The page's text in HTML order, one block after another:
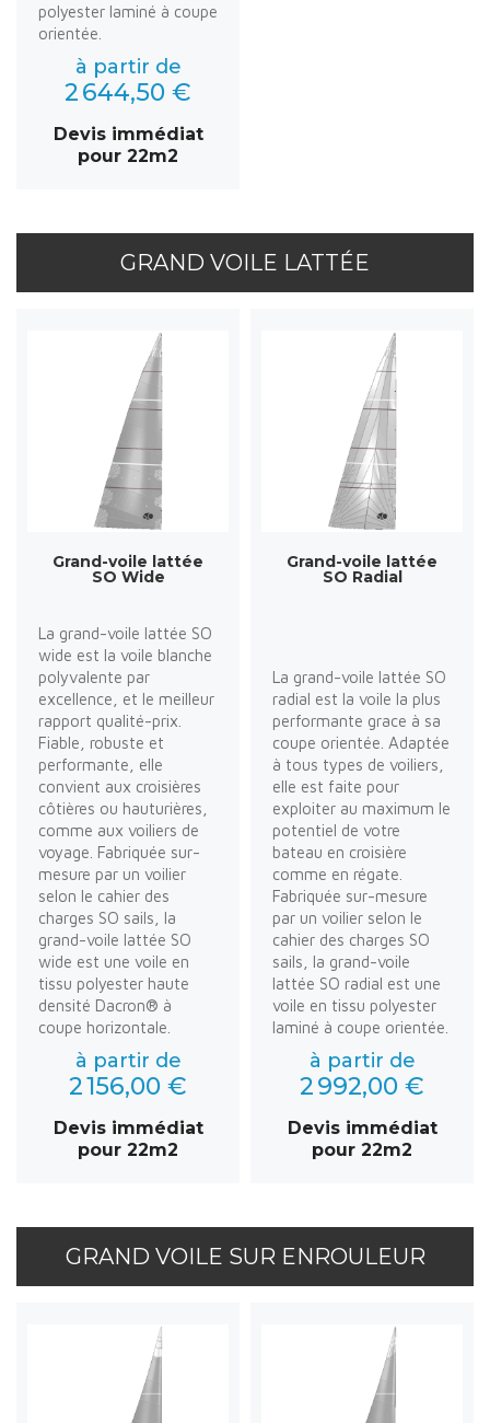
polyester laminé à coupe
orientée.
à partir de
2 644,50 €
Devis immédiat
pour 22m2
GRAND VOILE LATTÉE
Grand-voile lattée
SO Wide
La grand-voile lattée SO
wide est la voile blanche
polyvalente par
excellence, et le meilleur
rapport qualité-prix.
Fiable, robuste et
performante, elle
convient aux croisières
côtières ou hauturières,
comme aux voiliers de
voyage. Fabriquée sur-
mesure par un voilier
selon le cahier des
charges SO sails, la
grand-voile lattée SO
wide est une voile en
tissu polyester haute
densité Dacron® à
coupe horizontale.
à partir de
2 156,00 €
Devis immédiat
pour 22m2
Grand-voile lattée
SO Radial
La grand-voile lattée SO
radial est la voile la plus
performante grace à sa
coupe orientée. Adaptée
à tous types de voiliers,
elle est faite pour
exploiter au maximum le
potentiel de votre
bateau en croisière
comme en régate.
Fabriquée sur-mesure
par un voilier selon le
cahier des charges SO
sails, la grand-voile
lattée SO radial est une
voile en tissu polyester
laminé à coupe orientée.
à partir de
2 992,00 €
Devis immédiat
pour 22m2
GRAND VOILE SUR ENROULEUR